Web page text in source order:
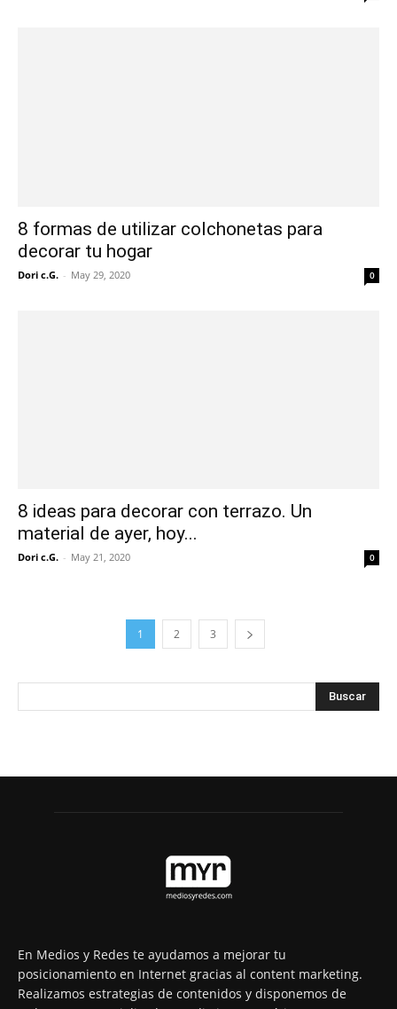
8 formas de utilizar colchonetas para
decorar tu hogar
Dori c.G. - May 29, 2020 0
8 ideas para decorar con terrazo. Un
material de ayer, hoy...
Dori c.G. - May 21, 2020 0
1 2 3
En Medios y Redes te ayudamos a mejorar tu
posicionamiento en Internet gracias al content marketing.
Realizamos estrategias de contenidos y disponemos de